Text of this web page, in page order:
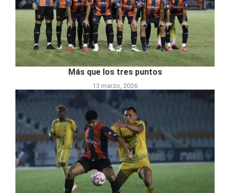
Más que los tres puntos
13 marzo, 2026